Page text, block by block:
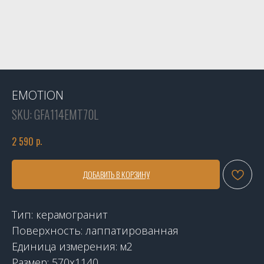
EMOTION
SKU:GFA114EMT70L
2 590 р.
ДОБАВИТЬ В КОРЗИНУ
Тип: керамогранит
Поверхность: лаппатированная
Единица измерения: м2